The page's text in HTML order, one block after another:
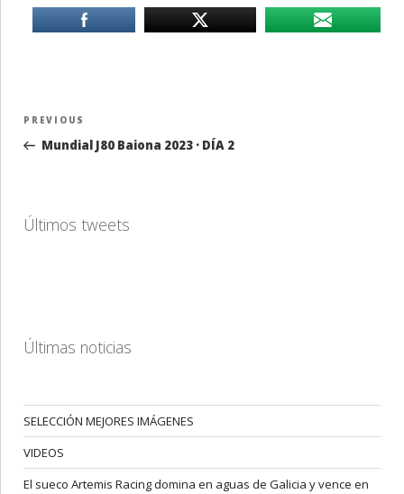
Navegación
entradas
Previous
Post
PREVIOUS
Mundial J80 Baiona 2023 · DÍA 2
Últimos tweets
Últimas noticias
SELECCIÓN MEJORES IMÁGENES
VIDEOS
El sueco Artemis Racing domina en aguas de Galicia y vence en